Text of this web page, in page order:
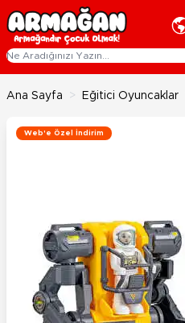
İçeriğe geç
Ana Sayfa > Eğitici Oyuncaklar
Web'e Özel İndirim